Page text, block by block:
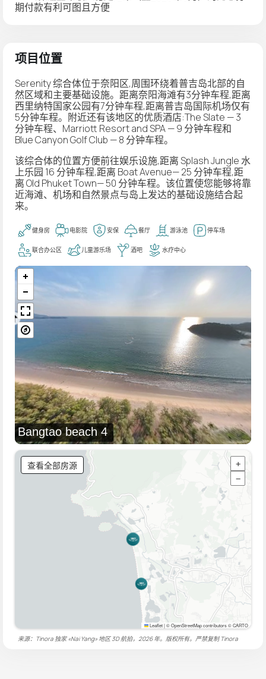
期付款有利可图且方便
项目位置
Serenity 综合体位于奈阳区,周围环绕着普吉岛北部的自
然区域和主要基础设施。距离奈阳海滩有3分钟车程,距离
西里纳特国家公园有7分钟车程,距离普吉岛国际机场仅有
5分钟车程。附近还有该地区的优质酒店:The Slate — 3
分钟车程、Marriott Resort and SPA — 9 分钟车程和
Blue Canyon Golf Club — 8 分钟车程。
该综合体的位置方便前往娱乐设施,距离 Splash Jungle 水
上乐园 16 分钟车程,距离 Boat Avenue— 25 分钟车程,距
离 Old Phuket Town— 50 分钟车程。该位置使您能够将靠
近海滩、机场和自然景点与岛上发达的基础设施结合起
来。
健身房 电影院 安保 餐厅 游泳池 停车场
联合办公区 儿童游乐场 酒吧 水疗中心
Bangtao beach 4
查看全部房源
+
−
Leaflet|© OpenStreetMap contributors © CARTO
来源：Tinora 独家 «Nai Yang» 地区 3D 航拍，2026 年。版权所有。严禁复制Tinora